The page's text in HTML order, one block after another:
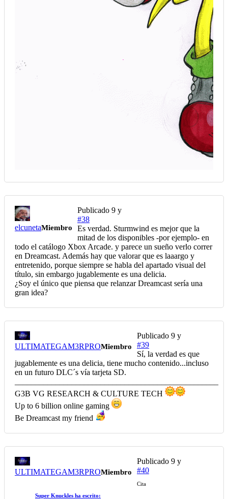
elcunetaMiembro
Publicado 9 y
#38
Es verdad. Sturmwind es mejor que la
mitad de los disponibles -por ejemplo- en
todo el catálogo Xbox Arcade. y parece un sueño verlo correr
en Dreamcast. Además hay que valorar que es laaargo y
entretenido, porque siempre se habla del apartado visual del
título, sin embargo jugablemente es una delicia.
¿Soy el único que piensa que relanzar Dreamcast sería una
gran idea?
ULTIMATEGAM3RPROMiembro
Publicado 9 y
#39
Sí, la verdad es que
jugablemente es una delicia, tiene mucho contenido...incluso
en un futuro DLC´s vía tarjeta SD.
G3B VG RESEARCH & CULTURE TECH
Up to 6 billion online gaming
Be Dreamcast my friend
ULTIMATEGAM3RPROMiembro
Publicado 9 y
#40
Cita
Super Knuckles ha escrito: